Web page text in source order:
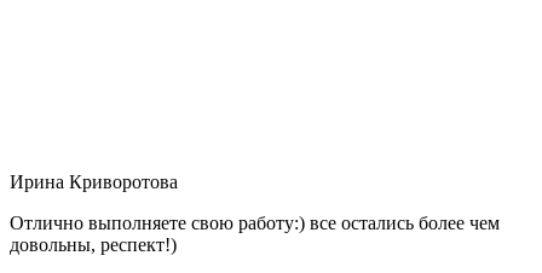
Ирина Криворотова
Отлично выполняете свою работу:) все остались более чем
довольны, респект!)